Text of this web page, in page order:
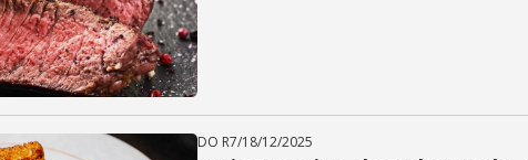
DO R7/18/12/2025